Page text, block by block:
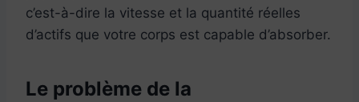
c’est-à-dire la vitesse et la quantité réelles
d’actifs que votre corps est capable d’absorber.
Le problème de la